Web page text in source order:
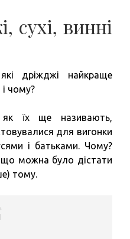
сухі, винні
дріжджі найкраще
чому?
їх ще називають,
для вигонки
і батьками. Чому?
що можна було дістати
тому.